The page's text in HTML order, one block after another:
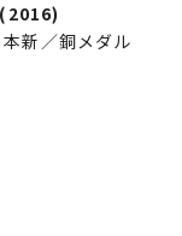
新／銅メダル